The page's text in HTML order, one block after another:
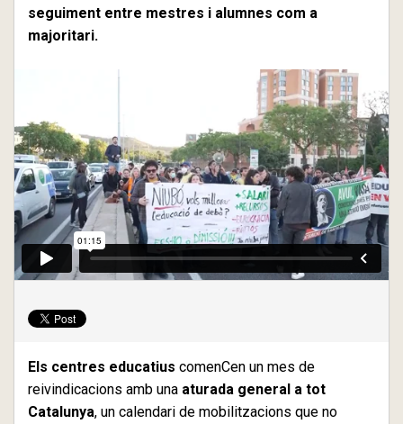
seguiment entre mestres i alumnes com a
majoritari.
Els centres educatius comenCen un mes de
reivindicacions amb una aturada general a tot
Catalunya, un calendari de mobilitzacions que no